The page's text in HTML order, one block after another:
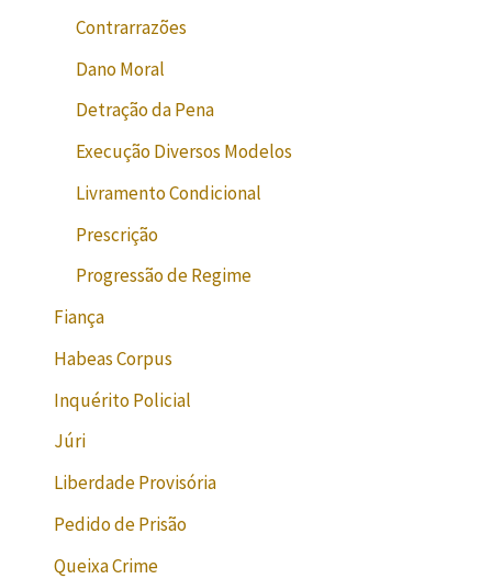
Contrarrazões
Dano Moral
Detração da Pena
Execução Diversos Modelos
Livramento Condicional
Prescrição
Progressão de Regime
Fiança
Habeas Corpus
Inquérito Policial
Júri
Liberdade Provisória
Pedido de Prisão
Queixa Crime